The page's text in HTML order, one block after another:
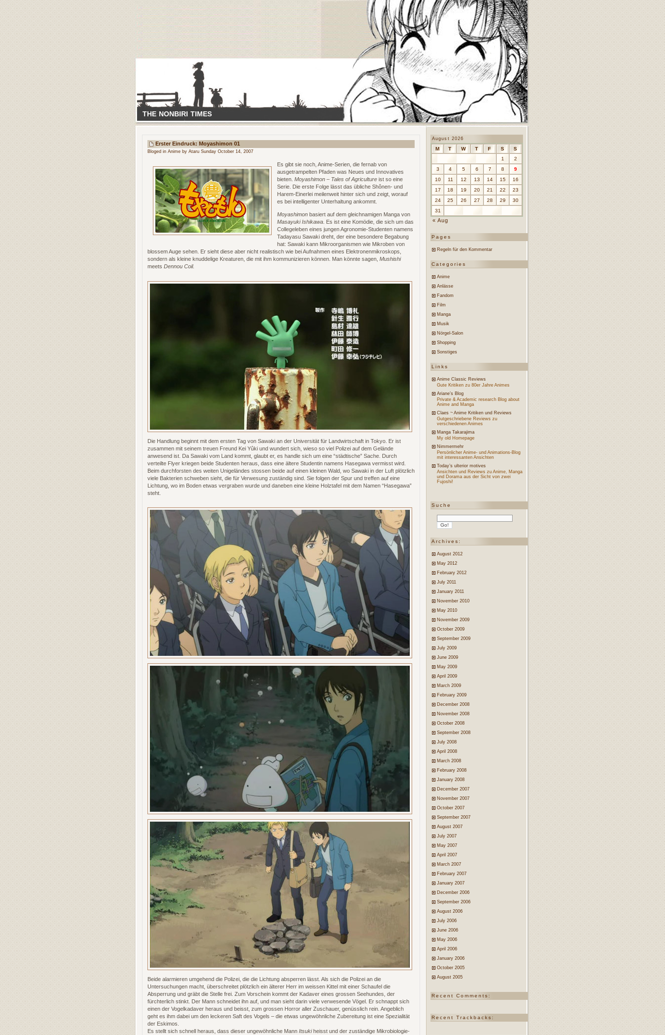
THE NONBIRI TIMES
Erster Eindruck: Moyashimon 01
Bloged in Anime by Ataru Sunday October 14, 2007
Es gibt sie noch, Anime-Serien, die fernab von
ausgetrampelten Pfaden was Neues und Innovatives
bieten.Moyashimon – Tales of Agriculture ist so eine
Serie. Die erste Folge lässt das übliche Shônen- und
Harem-Einerlei meilenweit hinter sich und zeigt, worauf
es bei intelligenter Unterhaltung ankommt.
Moyashimon basiert auf dem gleichnamigen Manga von
Masayuki Ishikawa . Es ist eine Komödie, die sich um das
Collegeleben eines jungen Agronomie-Studenten namens
Tadayasu Sawaki dreht, der eine besondere Begabung
hat: Sawaki kann Mikroorganismen wie Mikroben von
blossem Auge sehen.
Er sieht diese aber nicht realistisch wie bei Aufnahmen eines Elektronenmikroskops,
sondern als kleine knuddelige Kreaturen, die mit ihm kommunizieren können. Man könnte sagen, Mushishi
meets Dennou Coil.
Die Handlung beginnt mit dem ersten Tag von Sawaki an der Universität für Landwirtschaft in Tokyo. Er ist
zusammen mit seinem treuen Freund Kei Yûki und wundert sich, wieso so viel Polizei auf dem Gelände
anwesend ist. Da Sawaki vom Land kommt, glaubt er, es handle sich um eine “städtische” Sache. Durch
verteilte Flyer kriegen beide Studenten heraus, dass eine ältere Studentin namens Hasegawa vermisst wird.
Beim durchforsten des weiten Unigeländes stossen beide auf einen kleinen Wald, wo Sawaki in der Luft plötzlich
viele Bakterien schweben sieht, die für Verwesung zuständig sind. Sie folgen der Spur und treffen auf eine
Lichtung, wo im Boden etwas vergraben wurde und daneben eine kleine Holztafel mit dem Namen “Hasegawa”
steht.
Beide alarmieren umgehend die Polizei, die die Lichtung absperren lässt. Als sich die Polizei an die
Untersuchungen macht, überschreitet plötzlich ein älterer Herr im weissen Kittel mit einer Schaufel die
Absperrung und gräbt die Stelle frei. Zum Vorschein kommt der Kadaver eines grossen Seehundes, der
fürchterlich stinkt. Der Mann schneidet ihn auf, und man sieht darin viele verwesende Vögel. Er schnappt sich
einen der Vogelkadaver heraus und beisst, zum grossen Horror aller Zuschauer, genüsslich rein. Angeblich
geht es ihm dabei um den leckeren Saft des Vogels – die etwas ungewöhnliche Zubereitung ist eine Spezialität
der Eskimos.
Es stellt sich schnell heraus, dass dieser ungewöhnliche Mann Itsukiheisst und der zuständige Mikrobiologie-
August 2026
M T W T F S
S
1
2
3
4 5 6 7 8
9
10
11 12 13 14 15
16
17
18 19 20 21 22
23
24
25 26 27 28 29
30
31
« Aug
Pages
Regeln für den Kommentar
Categories
Anime
Anlässe
Fandom
Film
Manga
Musik
Nörgel-Salon
Shopping
Sonstiges
Links
Anime Classic Reviews
Gute Kritiken zu 80er Jahre Animes
Ariane’s Blog
Private & Academic research Blog about
Anime and Manga
Claes ~ Anime Kritiken und Reviews
Gutgeschriebene Reviews zu
verschiedenen Animes
Manga Takarajima
My old Homepage
Nimmermehr
Persönlicher Anime- und Animations-Blog
mit interessanten Ansichten
Today’s ulterior motives
Ansichten und Reviews zu Anime, Manga
und Dorama aus der Sicht von zwei
Fujoshi!
Suche
Archives:
August 2012
May 2012
February 2012
July 2011
January 2011
November 2010
May 2010
November 2009
October 2009
September 2009
July 2009
June 2009
May 2009
April 2009
March 2009
February 2009
December 2008
November 2008
October 2008
September 2008
July 2008
April 2008
March 2008
February 2008
January 2008
December 2007
November 2007
October 2007
September 2007
August 2007
July 2007
May 2007
April 2007
March 2007
February 2007
January 2007
December 2006
September 2006
August 2006
July 2006
June 2006
May 2006
April 2006
January 2006
October 2005
August 2005
Recent Comments:
Recent Trackbacks: